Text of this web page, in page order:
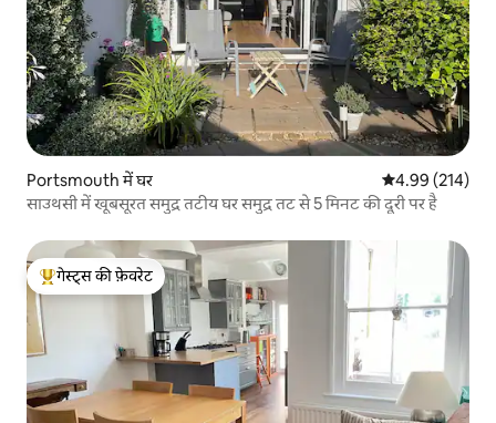
Portsmouth में घर औसत रेटिंग 5 में से
4.99 (214)
साउथसी में खूबसूरत समुद्र तटीय घर समुद्र तट से 5 मिनट की दूरी पर है
गेस्ट्स का टॉप फ़ेवरेट
गेस्ट्स की फ़ेवरेट